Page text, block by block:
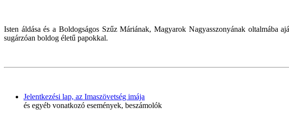
Isten áldása és a Boldogságos Szűz Máriának, Magyarok Nagyasszonyának oltalmába
sugárzóan boldog életű papokkal.
Jelentkezési lap, az Imaszövetség imája
és egyéb vonatkozó események, beszámolók